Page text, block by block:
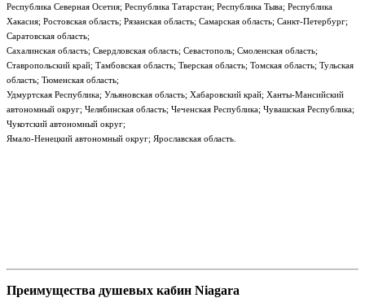
Республика Северная Осетия; Республика Татарстан; Республика Тыва; Республика
Хакасия; Ростовская область; Рязанская область; Самарская область; Санкт-Петербург;
Саратовская область;
Сахалинская область; Свердловская область; Севастополь; Смоленская область;
Ставропольский край; Тамбовская область; Тверская область; Томская область; Тульская
область; Тюменская область;
Удмуртская Республика; Ульяновская область; Хабаровский край; Ханты-Мансийский
автономный округ; Челябинская область; Чеченская Республика; Чувашская Республика;
Чукотский автономный округ;
Ямало-Ненецкий автономный округ; Ярославская область.
Преимущества душевых кабин Niagara